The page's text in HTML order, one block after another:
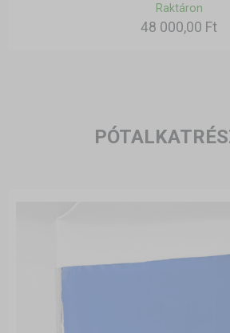
Raktáron
48 000,00 Ft